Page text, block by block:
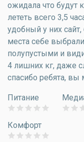
ожидала что будут
лететь всего 3,5
удобный у них
места себе
полупустыми и
4 лишних кг, даже
спасибо ребята,
Питание
Комфорт